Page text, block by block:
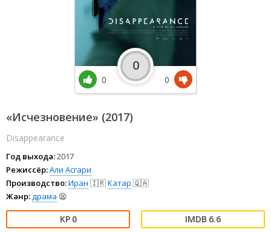
«Исчезновение» (2017)
Disappearance
Год выхода:2017
Режиссёр:Али Асгари
Производство:Иран 🇮🇷Катар 🇶🇦
Жанр:драма 😫
0 6.6
0
0
0